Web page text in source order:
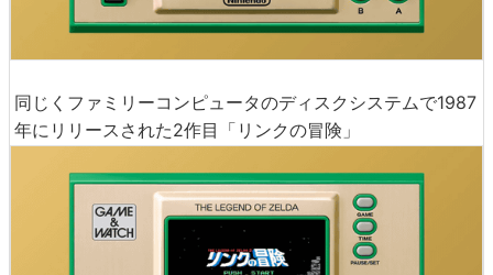
同じくファミリーコンピュータのディスクシステムで1987
年にリリースされた2作目「リンクの冒険」